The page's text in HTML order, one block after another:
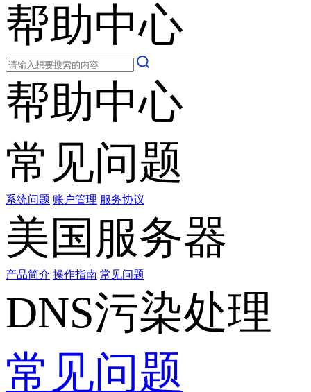
帮助中心
帮助中心
常见问题
系统问题 账户管理 服务协议
美国服务器
产品简介 操作指南 常见问题
DNS污染处理
常见问题